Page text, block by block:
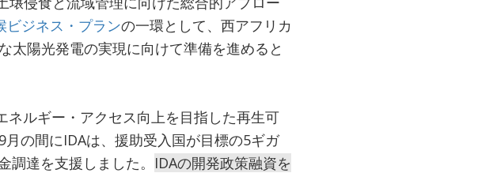
ビジネス・プランの一環として、西アフリカ
太陽光発電の実現に向けて準備を進めると
ルギー・アクセス向上を目指した再生可
の間にIDAは、援助受入国が目標の5ギガ
達を支援しました。 IDAの開発政策融資を